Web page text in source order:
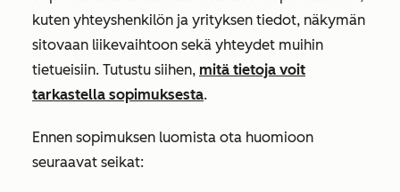
kuten yhteyshenkilön ja yrityksen tiedot, näkymän
sitovaan liikevaihtoon sekä yhteydet muihin
tietueisiin. Tutustu siihen, mitä tietoja voit
tarkastella sopimuksesta.
Ennen sopimuksen luomista ota huomioon
seuraavat seikat: